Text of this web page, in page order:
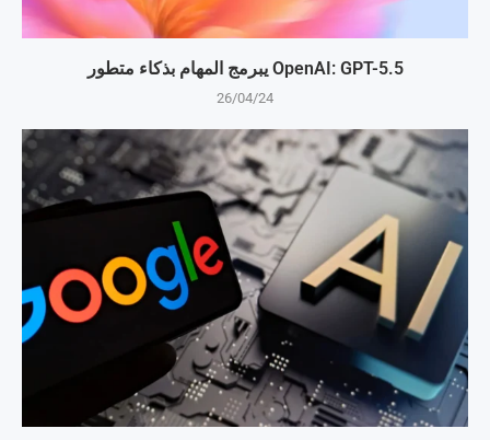
OpenAI: GPT-5.5 يبرمج المهام بذكاء متطور
26/04/24